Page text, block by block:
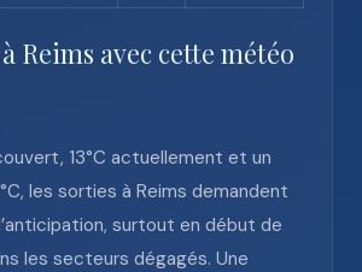
Reims avec cette météo
13°C actuellement et un
les sorties à Reims demandent
surtout en début de
les secteurs dégagés. Une